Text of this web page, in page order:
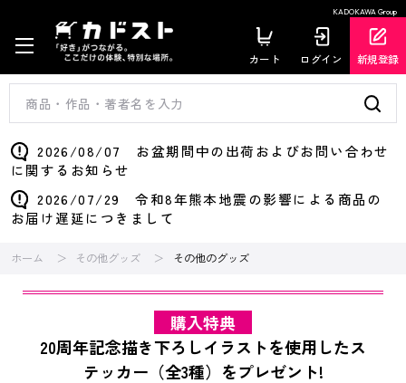
KADOKAWA Group
カート ログイン 新規登録
2026/08/07 お盆期間中の出荷およびお問い合わせ
に関するお知らせ
2026/07/29 令和8年熊本地震の影響による商品の
お届け遅延につきまして
ホーム その他グッズ その他のグッズ
購入特典
20周年記念描き下ろしイラストを使用したス
テッカー（全3種）をプレゼント!